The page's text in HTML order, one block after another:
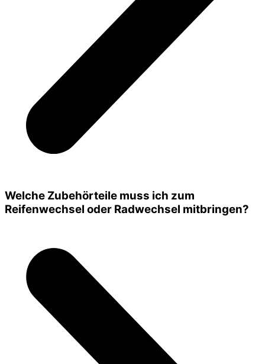
Welche Zubehörteile muss ich zum
Reifenwechsel oder Radwechsel mitbringen?